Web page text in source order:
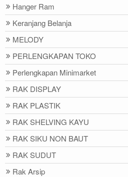
Hanger Ram
Keranjang Belanja
MELODY
PERLENGKAPAN TOKO
Perlengkapan Minimarket
RAK DISPLAY
RAK PLASTIK
RAK SHELVING KAYU
RAK SIKU NON BAUT
RAK SUDUT
Rak Arsip